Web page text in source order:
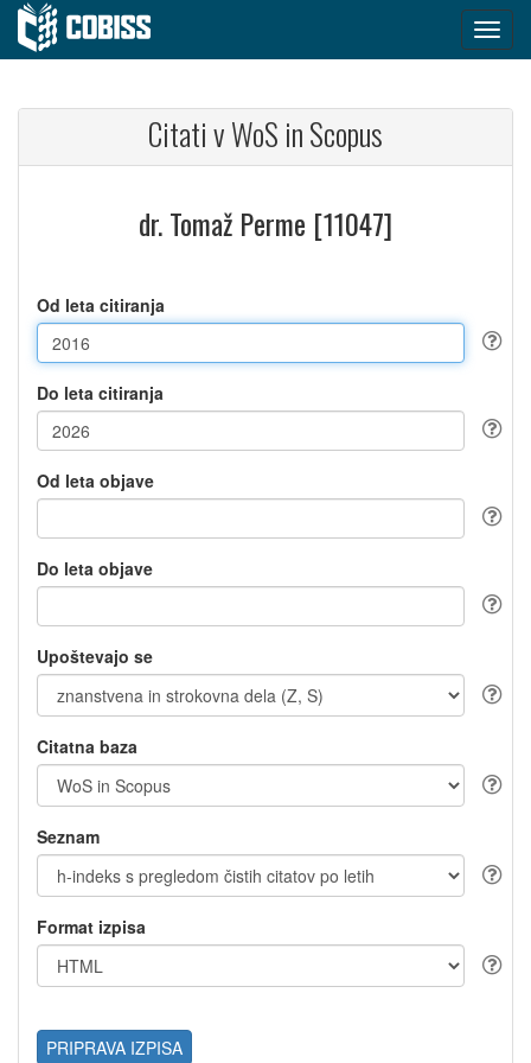
Citati v WoS in Scopus
dr. Tomaž Perme [11047]
Od leta citiranja
Do leta citiranja
Od leta objave
Do leta objave
Upoštevajo se
Citatna baza
Seznam
Format izpisa
PRIPRAVA IZPISA